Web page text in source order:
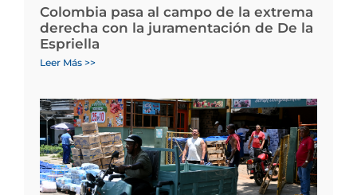
Colombia pasa al campo de la extrema
derecha con la juramentación de De la
Espriella
Leer Más >>